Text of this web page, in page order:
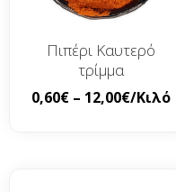
Πιπέρι Καυτερό
τρίμμα
0,60€ – 12,00€/Κιλό